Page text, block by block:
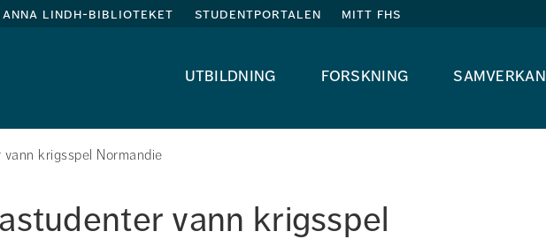
anna lindh-biblioteket studentportalen mitt fhs
utbildning forskning samverkan
krigsspel Normandie
vann krigsspel